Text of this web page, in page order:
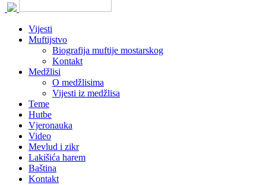
Vijesti
Muftijstvo
Biografija muftije mostarskog
Kontakt
Medžlisi
O medžlisima
Vijesti iz medžlisa
Teme
Hutbe
Vjeronauka
Video
Mevlud i zikr
Lakišića harem
Baština
Kontakt